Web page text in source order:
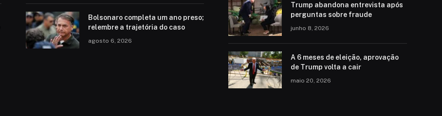
Bolsonaro completa um ano preso;
relembre a trajetória do caso
agosto 6, 2026
Trump abandona entrevista após
perguntas sobre fraude
junho 8, 2026
A 6 meses de eleição, aprovação
de Trump volta a cair
maio 20, 2026